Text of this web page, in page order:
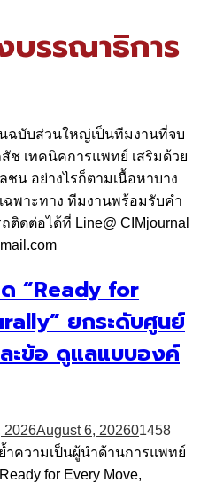
บรรณาธิการ
ฉบับส่วนใหญ่เป็นทีมงานที่จบ
ช เทคนิคการแพทย์ เสริมด้วย
น อย่างไรก็ตามเนื้อหาบาง
ฉพาะทาง ทีมงานพร้อมรับคำ
ดต่อได้ที่ Line@ CIMjournal
“Ready for
ยกระดับศูนย์
ะข้อ ดูแลแบบองค์
2026August 6, 202601458
ำความเป็นผู้นำด้านการแพทย์
for Every Move,